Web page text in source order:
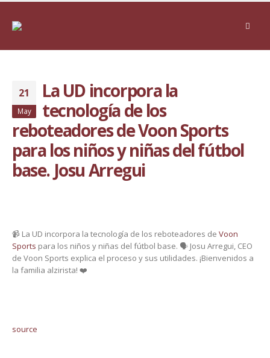
21
May
La UD incorpora la
tecnología de los
reboteadores de Voon Sports
para los niños y niñas del fútbol
base. Josu Arregui
📹 La UD incorpora la tecnología de los reboteadores de Voon
Sports para los niños y niñas del fútbol base. 🗣️ Josu Arregui, CEO
de Voon Sports explica el proceso y sus utilidades. ¡Bienvenidos a
la familia alzirista! ❤️
source